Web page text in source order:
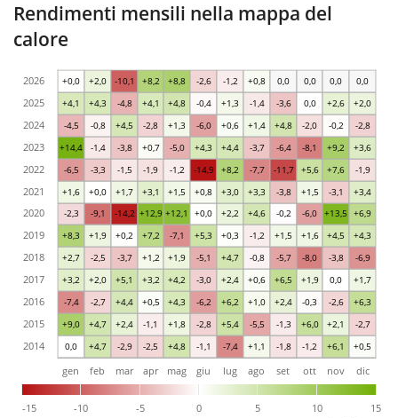
Rendimenti mensili nella mappa del
calore
0,0 +4,7 -2,9 -2,5 +4,8 -1,1 -7,4 +1,1 -1,8 -1,2 +6,1 +0,5
+9,0 +4,7 +2,4 -1,1 +1,8 -2,8 +5,4 -5,5 -1,3 +6,0 +2,1 -2,7
-7,4 -2,7 +4,4 +0,5 +4,3 -6,2 +6,2 +1,0 +2,4 -0,3 -2,6 +6,3
+3,2 +2,0 +5,1 +3,2 +4,2 -3,0 +2,4 +0,6 +6,5 +1,9 0,0 +1,7
+2,7 -2,5 -3,7 +1,2 +1,9 -5,1 +4,7 -0,8 -5,7 -8,0 -3,8 -6,9
+8,3 +1,9 +0,2 +7,2 -7,1 +5,3 +0,3 -1,2 +1,5 +1,6 +4,5 +4,3
-2,3 -9,1 -14,2 +12,9 +12,1 +0,0 +2,2 +4,6 -0,2 -6,0 +13,5 +6,9
+1,6 +0,0 +1,7 +3,1 +1,5 +0,8 +3,0 +3,3 -3,8 +1,5 -3,1 +3,4
-6,5 -3,3 -1,5 -1,9 -1,2 -14,9 +8,2 -7,7 -11,7 +5,6 +7,6 -1,9
+14,4 -1,4 -3,8 +0,7 -5,0 +4,3 +4,4 -3,7 -6,4 -8,1 +9,2 +3,6
-4,5 -0,8 +4,5 -2,8 +1,3 -6,0 +0,6 +1,4 +4,8 -2,0 -0,2 -2,8
+4,1 +4,3 -4,8 +4,1 +4,8 -0,4 +1,3 -1,4 -3,6 0,0 +2,6 +2,0
+0,0 +2,0 -10,1 +8,2 +8,8 -2,6 -1,2 +0,8 0,0 0,0 0,0 0,0
-15 -10 -5 0 5 10 15
gen feb mar apr mag giu lug ago set ott nov dic
2014
2015
2016
2017
2018
2019
2020
2021
2022
2023
2024
2025
2026